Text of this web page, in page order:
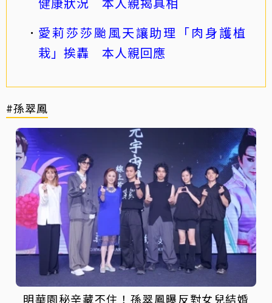
愛莉莎莎颱風天讓助理「肉身護植
栽」挨轟 本人親回應
#孫翠鳳
明華園秘辛藏不住！孫翠鳳曝反對女兒結婚